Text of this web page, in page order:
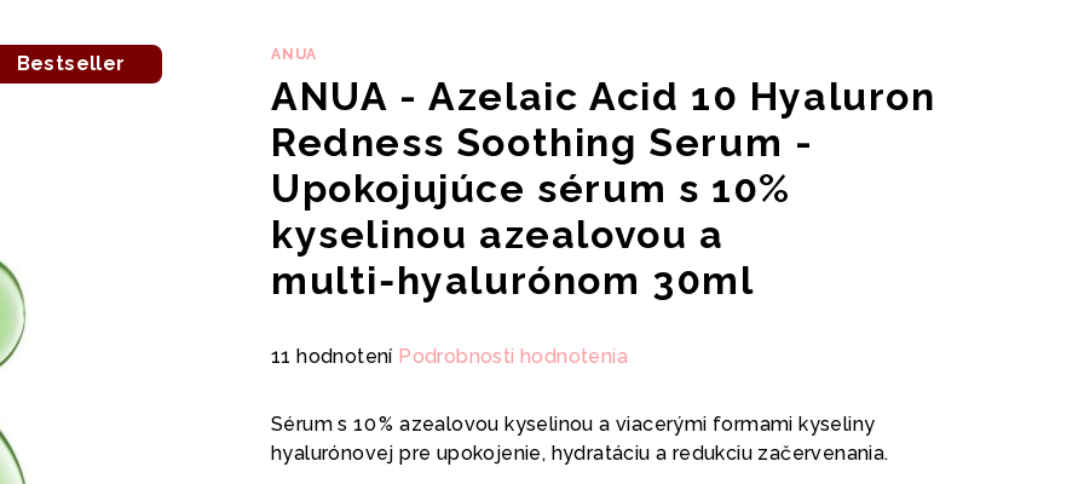
ANUA
ANUA - Azelaic Acid 10 Hyaluron
Redness Soothing Serum -
Upokojujúce sérum s 10%
kyselinou azealovou a
multi‑hyalurónom 30ml
Priemerné
produktu
je
4,3
11 hodnotení Podrobnosti hodnotenia
Sérum s 10 % azealovou kyselinou a viacerými formami kyseliny
hyalurónovej pre upokojenie, hydratáciu a redukciu začervenania.
Bestseller